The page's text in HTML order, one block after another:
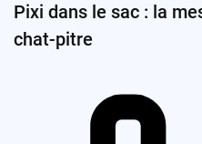
Pixi dans le sac : la
chat-pitre